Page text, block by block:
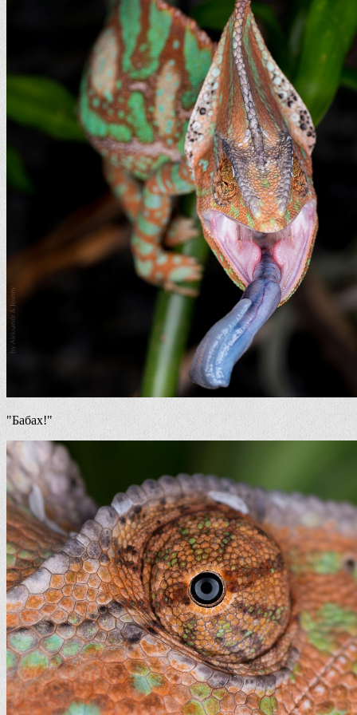
"Бабах!"